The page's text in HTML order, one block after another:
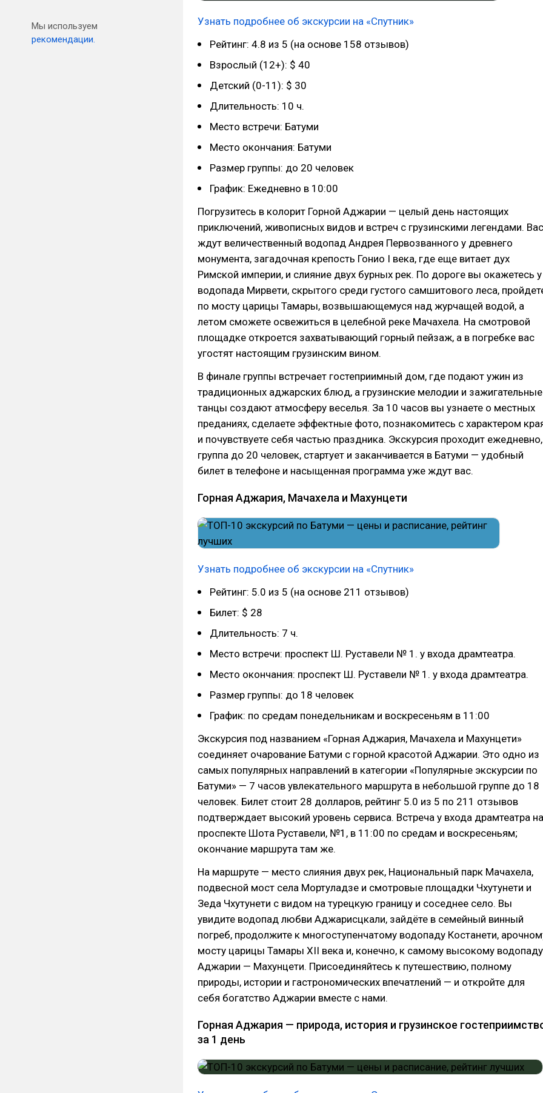
Мы используем
рекомендации.
Узнать подробнее об экскурсии на «Спутник»
Рейтинг: 4.8 из 5 (на основе 158 отзывов)
Взрослый (12+): $ 40
Детский (0-11): $ 30
Длительность: 10 ч.
Место встречи: Батуми
Место окончания: Батуми
Размер группы: до 20 человек
График: Ежедневно в 10:00
Погрузитесь в колорит Горной Аджарии — целый день настоящих
приключений, живописных видов и встреч с грузинскими легендами. Вас
ждут величественный водопад Андрея Первозванного у древнего
монумента, загадочная крепость Гонио I века, где еще витает дух
Римской империи, и слияние двух бурных рек. По дороге вы окажетесь у
водопада Мирвети, скрытого среди густого самшитового леса,
по мосту царицы Тамары, возвышающемуся над журчащей водой, а
летом сможете освежиться в целебной реке Мачахела. На смотровой
площадке откроется захватывающий горный пейзаж, а в погребке вас
угостят настоящим грузинским вином.
В финале группы встречает гостеприимный дом, где подают ужин из
традиционных аджарских блюд, а грузинские мелодии и зажигательные
танцы создают атмосферу веселья. За 10 часов вы узнаете о местных
преданиях, сделаете эффектные фото, познакомитесь с характером
и почувствуете себя частью праздника. Экскурсия проходит ежедневно,
группа до 20 человек, стартует и заканчивается в Батуми — удобный
билет в телефоне и насыщенная программа уже ждут вас.
Горная Аджария, Мачахела и Махунцети
Узнать подробнее об экскурсии на «Спутник»
Рейтинг: 5.0 из 5 (на основе 211 отзывов)
Билет: $ 28
Длительность: 7 ч.
Место встречи: проспект Ш. Руставели № 1. у входа драмтеатра.
Место окончания: проспект Ш. Руставели № 1. у входа драмтеатра.
Размер группы: до 18 человек
График: по cредам понедельникам и воскресеньям в 11:00
Экскурсия под названием «Горная Аджария, Мачахела и Махунцети»
соединяет очарование Батуми с горной красотой Аджарии. Это одно из
самых популярных направлений в категории «Популярные экскурсии по
Батуми» — 7 часов увлекательного маршрута в небольшой группе до 18
человек. Билет стоит 28 долларов, рейтинг 5.0 из 5 по 211 отзывов
подтверждает высокий уровень сервиса. Встреча у входа драмтеатра на
проспекте Шота Руставели, №1, в 11:00 по средам и воскресеньям;
окончание маршрута там же.
На маршруте — место слияния двух рек, Национальный парк Мачахела,
подвесной мост села Мортуладзе и смотровые площадки Чхутунети и
Зеда Чхутунети с видом на турецкую границу и соседнее село. Вы
увидите водопад любви Аджарисцкали, зайдёте в семейный винный
погреб, продолжите к многоступенчатому водопаду Костанети,
мосту царицы Тамары XII века и, конечно, к самому высокому водопаду
Аджарии — Махунцети. Присоединяйтесь к путешествию, полному
природы, истории и гастрономических впечатлений — и откройте для
себя богатство Аджарии вместе с нами.
Горная Аджария — природа, история и грузинское
за 1 день